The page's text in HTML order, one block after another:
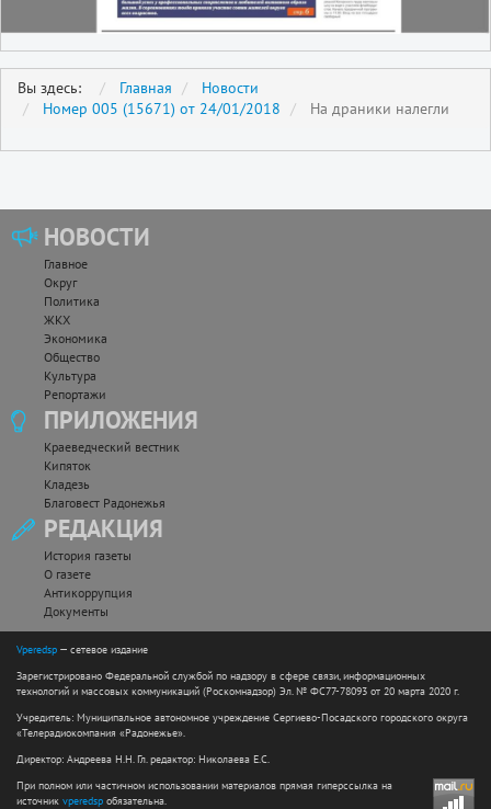
Вы здесь: Главная
Новости
Номер 005 (15671) от 24/01/2018
На драники налегли
НОВОСТИ
Главное
Округ
Политика
ЖКХ
Экономика
Общество
Культура
Репортажи
ПРИЛОЖЕНИЯ
Краеведческий вестник
Кипяток
Кладезь
Благовест Радонежья
РЕДАКЦИЯ
История газеты
О газете
Антикоррупция
Документы
Vperedsp — сетевое издание
Зарегистрировано Федеральной службой по надзору в сфере связи, информационных
технологий и массовых коммуникаций (Роскомнадзор) Эл. № ФС77-78093 от 20 марта 2020 г.
Учредитель: Муниципальное автономное учреждение Сергиево-Посадского городского округа
«Телерадиокомпания «Радонежье».
Директор: Андреева Н.Н. Гл. редактор: Николаева Е.С.
При полном или частичном использовании материалов прямая гиперссылка на
источник vperedsp обязательна.